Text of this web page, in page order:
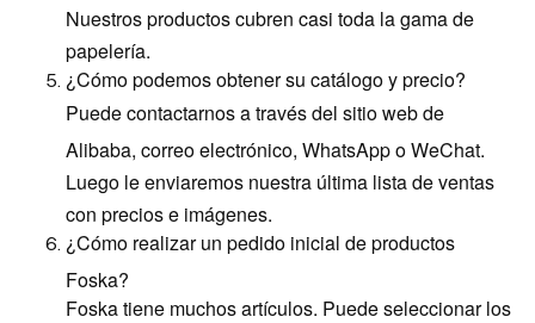
Nuestros productos cubren casi toda la gama de
papelería.
¿Cómo podemos obtener su catálogo y precio?
Puede contactarnos a través del sitio web de
Alibaba, correo electrónico, WhatsApp o WeChat.
Luego le enviaremos nuestra última lista de ventas
con precios e imágenes.
¿Cómo realizar un pedido inicial de productos
Foska?
Foska tiene muchos artículos. Puede seleccionar los